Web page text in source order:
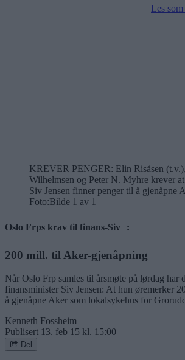
Les
KREVER PENGER: Elin Risåsen
Wilhelmsen og Peter N. Myhre krever
Siv Jensen finner penger til å gjenåpne
Foto:Bilde 1 av 1
Oslo Frps krav til finans-Siv :
200 mill. til Aker-gjenåpning
Når Oslo Frp samles til årsmøte på lørdag har
finansminister Siv Jensen: At hun øremerker
å gjenåpne Aker som lokalsykehus for
Kenneth Fossheim
Publisert 13. feb 15 kl. 15:00
Del